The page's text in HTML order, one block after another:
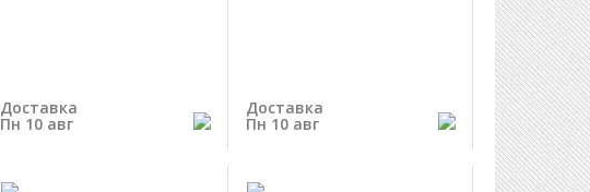
Доставка
Пн 10 авг
Доставка
Пн 10 авг